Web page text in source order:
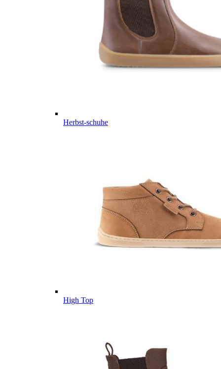
Herbst-schuhe
High Top